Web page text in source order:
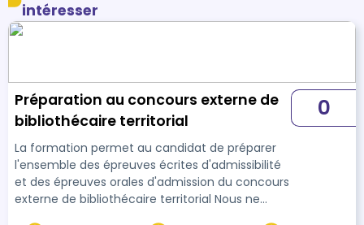
intéresser
Préparation au concours externe de
bibliothécaire territorial
La formation permet au candidat de préparer
l'ensemble des épreuves écrites d'admissibilité
et des épreuves orales d'admission du concours
externe de bibliothécaire territorial Nous ne
0